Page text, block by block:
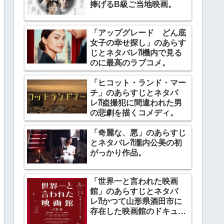
捧げるB級ご当地映画。
「アップグレード どん底
女子の幸せ探し」のあらす
じとネタバレ⁈機内で見る
のに最高のラブコメ。
「ヒコット・ランド・マー
チ」のあらすじとネタバ
レ⁈盗撮犯に間違われた男
の悲劇を描くコメディ。
「奇麗な、悪」のあらすじ
とネタバレ⁈瀧内公美の初
がっかり作品。
「世界一と言われた映画
館」のあらすじとネタバ
レ⁈かつて山形県酒田市に
存在した映画館のドキュメ